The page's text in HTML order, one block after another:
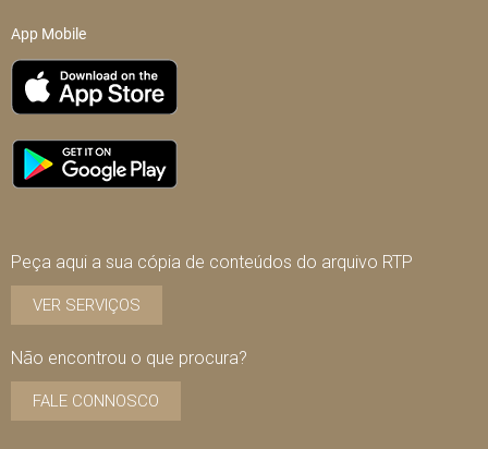
App Mobile
Peça aqui a sua cópia de conteúdos do arquivo RTP
VER SERVIÇOS
Não encontrou o que procura?
FALE CONNOSCO